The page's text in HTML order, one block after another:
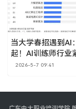
当大学春招遇到AI
起！AI训练师行业
2026年人工智能
2026-5-7 09:41